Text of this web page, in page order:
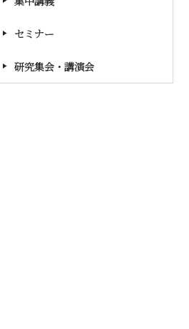
セミナー
研究集会・講演会